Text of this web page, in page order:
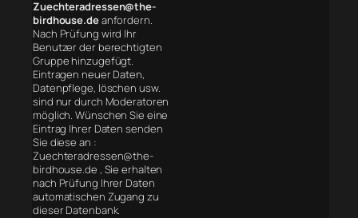
Zuechteradressen@the-
birdhouse.deanfordern.
Nach Prüfung wird Ihr
Benutzer der berechtigten
Gruppe hinzugefügt.
Eintragen neuer Daten,
Datenpflege, löschen usw.
sind nur durch Moderatoren
möglich. Wünschen Sie eine
Eintrag Ihrer Daten senden
Sie diese an :
Zuechteradressen@the-
birdhouse.de , Sie erhalten
nach Prüfung Ihrer Daten
automatischen Zugang zu
dieser Datenbank.